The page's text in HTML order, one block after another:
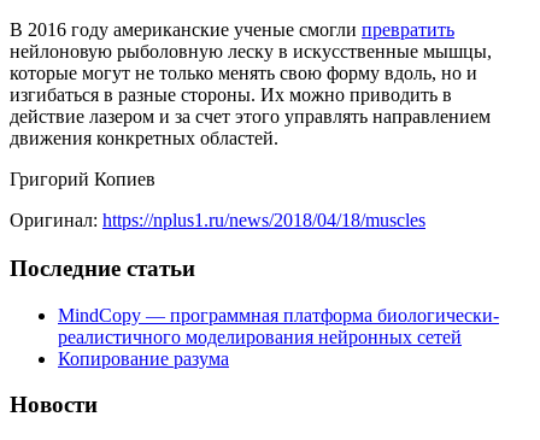
В 2016 году американские ученые смогли превратить
нейлоновую рыболовную леску в искусственные мышцы,
которые могут не только менять свою форму вдоль, но и
изгибаться в разные стороны. Их можно приводить в
действие лазером и за счет этого управлять направлением
движения конкретных областей.
Григорий Копиев
Оригинал: https://nplus1.ru/news/2018/04/18/muscles
Последние статьи
MindCopy — программная платформа биологически-
реалистичного моделирования нейронных сетей
Копирование разума
Новости